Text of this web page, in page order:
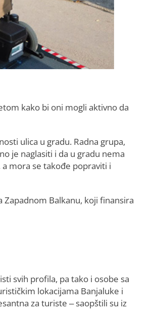
kako bi oni mogli aktivno da
ulica u gradu. Radna grupa,
je naglasiti i da u gradu nema
mora se takođe popraviti i
Balkanu, koji finansira
svih profila, pa tako i osobe sa
lokacijama Banjaluke i
za turiste – saopštili su iz